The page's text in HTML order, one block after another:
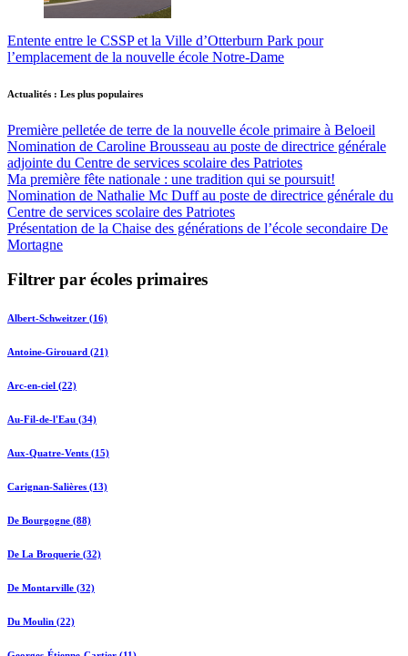
Entente entre le CSSP et la Ville d’Otterburn Park pour
l’emplacement de la nouvelle école Notre-Dame
Actualités : Les plus populaires
Première pelletée de terre de la nouvelle école primaire à Beloeil
Nomination de Caroline Brousseau au poste de directrice générale
adjointe du Centre de services scolaire des Patriotes
Ma première fête nationale : une tradition qui se poursuit!
Nomination de Nathalie Mc Duff au poste de directrice générale du
Centre de services scolaire des Patriotes
Présentation de la Chaise des générations de l’école secondaire De
Mortagne
Filtrer par écoles primaires
Albert-Schweitzer (16)
Antoine-Girouard (21)
Arc-en-ciel (22)
Au-Fil-de-l'Eau (34)
Aux-Quatre-Vents (15)
Carignan-Salières (13)
De Bourgogne (88)
De La Broquerie (32)
De Montarville (32)
Du Moulin (22)